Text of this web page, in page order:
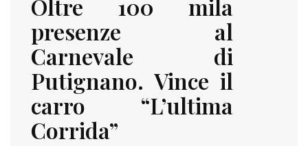
Oltre 100 mila
presenze al
Carnevale di
Putignano. Vince il
carro “L’ultima
Corrida”